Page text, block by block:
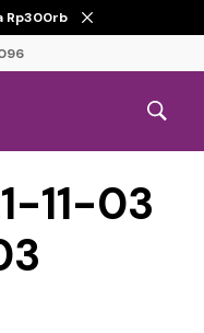
Rp300rb
11-03